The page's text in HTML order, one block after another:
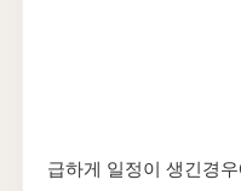
급하게 일정이 생긴경